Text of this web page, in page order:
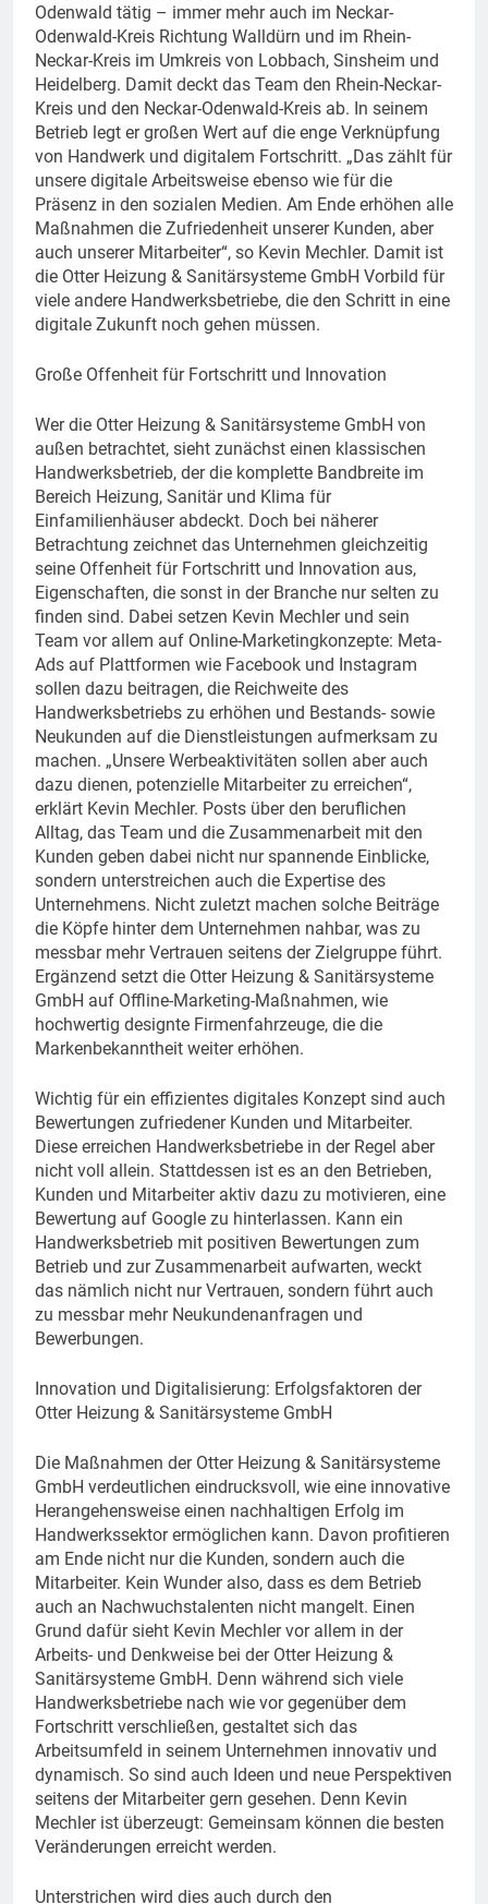
Odenwald tätig – immer mehr auch im Neckar-
Odenwald-Kreis Richtung Walldürn und im Rhein-
Neckar-Kreis im Umkreis von Lobbach, Sinsheim und
Heidelberg. Damit deckt das Team den Rhein-Neckar-
Kreis und den Neckar-Odenwald-Kreis ab. In seinem
Betrieb legt er großen Wert auf die enge Verknüpfung
von Handwerk und digitalem Fortschritt. „Das zählt für
unsere digitale Arbeitsweise ebenso wie für die
Präsenz in den sozialen Medien. Am Ende erhöhen alle
Maßnahmen die Zufriedenheit unserer Kunden, aber
auch unserer Mitarbeiter“, so Kevin Mechler. Damit ist
die Otter Heizung & Sanitärsysteme GmbH Vorbild für
viele andere Handwerksbetriebe, die den Schritt in eine
digitale Zukunft noch gehen müssen.
Große Offenheit für Fortschritt und Innovation
Wer die Otter Heizung & Sanitärsysteme GmbH von
außen betrachtet, sieht zunächst einen klassischen
Handwerksbetrieb, der die komplette Bandbreite im
Bereich Heizung, Sanitär und Klima für
Einfamilienhäuser abdeckt. Doch bei näherer
Betrachtung zeichnet das Unternehmen gleichzeitig
seine Offenheit für Fortschritt und Innovation aus,
Eigenschaften, die sonst in der Branche nur selten zu
finden sind. Dabei setzen Kevin Mechler und sein
Team vor allem auf Online-Marketingkonzepte: Meta-
Ads auf Plattformen wie Facebook und Instagram
sollen dazu beitragen, die Reichweite des
Handwerksbetriebs zu erhöhen und Bestands- sowie
Neukunden auf die Dienstleistungen aufmerksam zu
machen. „Unsere Werbeaktivitäten sollen aber auch
dazu dienen, potenzielle Mitarbeiter zu erreichen“,
erklärt Kevin Mechler. Posts über den beruflichen
Alltag, das Team und die Zusammenarbeit mit den
Kunden geben dabei nicht nur spannende Einblicke,
sondern unterstreichen auch die Expertise des
Unternehmens. Nicht zuletzt machen solche Beiträge
die Köpfe hinter dem Unternehmen nahbar, was zu
messbar mehr Vertrauen seitens der Zielgruppe führt.
Ergänzend setzt die Otter Heizung & Sanitärsysteme
GmbH auf Offline-Marketing-Maßnahmen, wie
hochwertig designte Firmenfahrzeuge, die die
Markenbekanntheit weiter erhöhen.
Wichtig für ein effizientes digitales Konzept sind auch
Bewertungen zufriedener Kunden und Mitarbeiter.
Diese erreichen Handwerksbetriebe in der Regel aber
nicht voll allein. Stattdessen ist es an den Betrieben,
Kunden und Mitarbeiter aktiv dazu zu motivieren, eine
Bewertung auf Google zu hinterlassen. Kann ein
Handwerksbetrieb mit positiven Bewertungen zum
Betrieb und zur Zusammenarbeit aufwarten, weckt
das nämlich nicht nur Vertrauen, sondern führt auch
zu messbar mehr Neukundenanfragen und
Bewerbungen.
Innovation und Digitalisierung: Erfolgsfaktoren der
Otter Heizung & Sanitärsysteme GmbH
Die Maßnahmen der Otter Heizung & Sanitärsysteme
GmbH verdeutlichen eindrucksvoll, wie eine innovative
Herangehensweise einen nachhaltigen Erfolg im
Handwerkssektor ermöglichen kann. Davon profitieren
am Ende nicht nur die Kunden, sondern auch die
Mitarbeiter. Kein Wunder also, dass es dem Betrieb
auch an Nachwuchstalenten nicht mangelt. Einen
Grund dafür sieht Kevin Mechler vor allem in der
Arbeits- und Denkweise bei der Otter Heizung &
Sanitärsysteme GmbH. Denn während sich viele
Handwerksbetriebe nach wie vor gegenüber dem
Fortschritt verschließen, gestaltet sich das
Arbeitsumfeld in seinem Unternehmen innovativ und
dynamisch. So sind auch Ideen und neue Perspektiven
seitens der Mitarbeiter gern gesehen. Denn Kevin
Mechler ist überzeugt: Gemeinsam können die besten
Veränderungen erreicht werden.
Unterstrichen wird dies auch durch den